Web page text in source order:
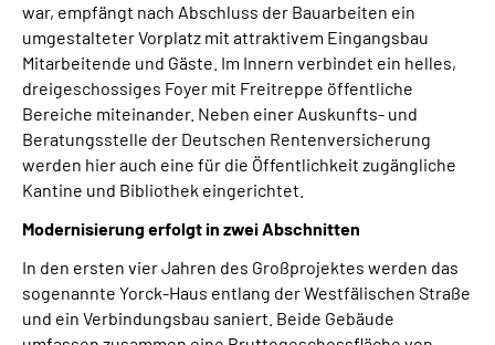
war, empfängt nach Abschluss der Bauarbeiten ein
umgestalteter Vorplatz mit attraktivem Eingangsbau
Mitarbeitende und Gäste. Im Innern verbindet ein helles,
dreigeschossiges Foyer mit Freitreppe öffentliche
Bereiche miteinander. Neben einer Auskunfts- und
Beratungsstelle der Deutschen Rentenversicherung
werden hier auch eine für die Öffentlichkeit zugängliche
Kantine und Bibliothek eingerichtet.
Modernisierung erfolgt in zwei Abschnitten
In den ersten vier Jahren des Großprojektes werden das
sogenannte Yorck-Haus entlang der Westfälischen Straße
und ein Verbindungsbau saniert. Beide Gebäude